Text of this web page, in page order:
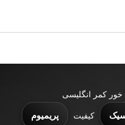
کمر انگلیسی
کیفیت پریمیوم